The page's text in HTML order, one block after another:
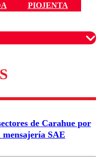
PIOJENTA
para garantizar un
de Carahue por
SAE